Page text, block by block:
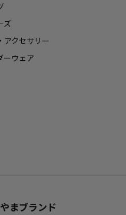
ズ
アクセサリー
ーウェア
まブランド